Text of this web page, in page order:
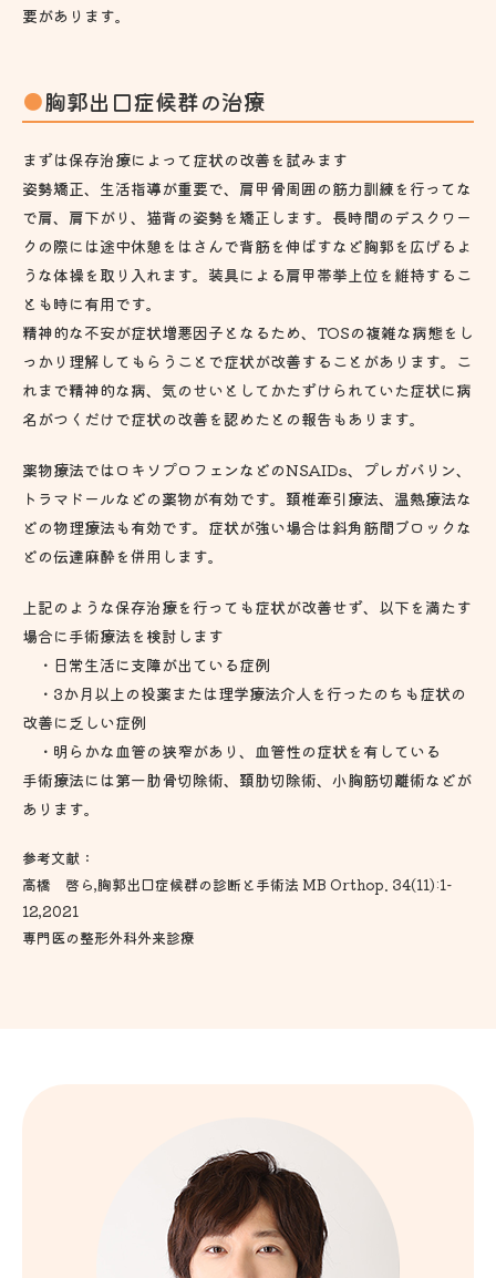
要があります。
胸郭出口症候群の治療
まずは保存治療によって症状の改善を試みます
姿勢矯正、生活指導が重要で、肩甲骨周囲の筋力訓練を行ってな
で肩、肩下がり、猫背の姿勢を矯正します。長時間のデスクワー
クの際には途中休憩をはさんで背筋を伸ばすなど胸郭を広げるよ
うな体操を取り入れます。装具による肩甲帯挙上位を維持するこ
とも時に有用です。
精神的な不安が症状増悪因子となるため、TOSの複雑な病態をし
っかり理解してもらうことで症状が改善することがあります。こ
れまで精神的な病、気のせいとしてかたずけられていた症状に病
名がつくだけで症状の改善を認めたとの報告もあります。
薬物療法ではロキソプロフェンなどのNSAIDs、プレガバリン、
トラマドールなどの薬物が有効です。頚椎牽引療法、温熱療法な
どの物理療法も有効です。症状が強い場合は斜角筋間ブロックな
どの伝達麻酔を併用します。
上記のような保存治療を行っても症状が改善せず、以下を満たす
場合に手術療法を検討します
・日常生活に支障が出ている症例
・3か月以上の投薬または理学療法介人を行ったのちも症状の
改善に乏しい症例
・明らかな血管の狭窄があり、血管性の症状を有している
手術療法には第一肋骨切除術、頚肋切除術、小胸筋切離術などが
あります。
参考文献：
高橋 啓ら,胸郭出口症候群の診断と手術法 MB Orthop. 34(11):1-
12,2021
専門医の整形外科外来診療